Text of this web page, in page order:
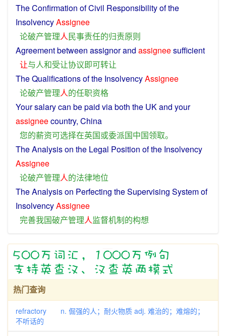
The Confirmation ofCivil Responsibilityof the
InsolvencyAssignee
论破产管理人民事责任的归责原则
Agreementbetween assignorand assigneesufficient
让与人和受让协议即可转让
TheQualificationsof the InsolvencyAssignee
论破产管理人的任职资格
Yoursalarycan bepaid via both the UKand your
assigneecountry, China
您的薪资可选择在英国或委派国中国领取。
The Analysison the Legal Position ofthe Insolvency
Assignee
论破产管理人的法律地位
The Analysison Perfecting theSupervising Systemof
InsolvencyAssignee
完善我国破产管理人监督机制的构想
热门查询
refractory n. 倔强的人；耐火物质 adj. 难治的；难熔的；
不听话的